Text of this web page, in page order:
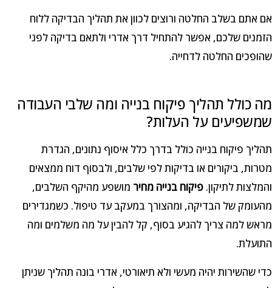
אם אתם בשלב החלטה ורוצים לכוון את תהליך הבדיקה ללוח
הזמנים שלכם, אפשר להתחיל דרך אדרי ולתאם בדיקה לפני
שהופכים החלטה לדחייה.
מה כולל תהליך פיקוח בנייה ומה שלבי העבודה
שמשפיעים על העלות?
תהליך פיקוח בנייה כולל בדרך כלל איסוף נתונים, הגדרת
מטרות, ביקורים או בדיקות לפי שלבים, ולבסוף דוח ממצאים
והמלצות לתיקון. פיקוח בנייה מחיר מושפע מהיקף השלבים,
מהעומק של הבדיקה, ומהצורך במעקב עד טיפול. כשמגדירים
מראש למה צריך להגיע בסוף, קל להבין על מה משלמים ומה
התועלת.
כדי שהשירות יהיה מעשי ולא תיאורטי, אדרי בונה תהליך שניתן